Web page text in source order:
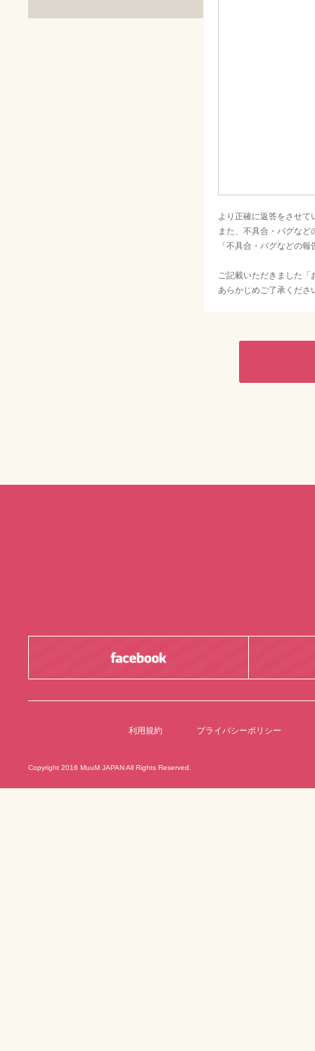
より正確に返答をさせて
また、不具合・バグなど
「不具合・バグなどの
ご記載いただきました「
あらかじめご了承くださ
利用規約 プライバシーポリシー
Copyright 2016 MuuM JAPAN All Rights Reserved.